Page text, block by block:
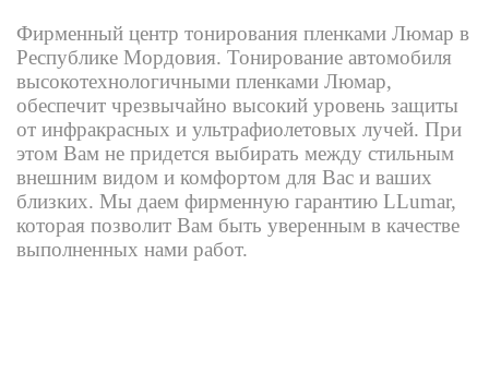
Фирменный центр тонирования пленками Люмар в
Республике Мордовия. Тонирование автомобиля
высокотехнологичными пленками Люмар,
обеспечит чрезвычайно высокий уровень защиты
от инфракрасных и ультрафиолетовых лучей. При
этом Вам не придется выбирать между стильным
внешним видом и комфортом для Вас и ваших
близких. Мы даем фирменную гарантию LLumar,
которая позволит Вам быть уверенным в качестве
выполненных нами работ.